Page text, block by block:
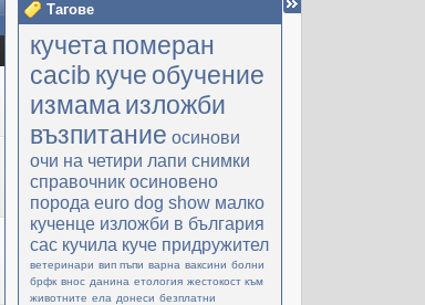
Тагове
кучетапомеран
cacib куче обучение
измамаизложби
възпитание осинови
очи на четири лапи снимки
справочник осиновено
порода еuro dog show малко
кученце изложби в българия
cac кучила куче придружител
ветеринари вип пъпи варна ваксини болни
брфк внос данина етология жестокост към
животните ела донеси безплатни